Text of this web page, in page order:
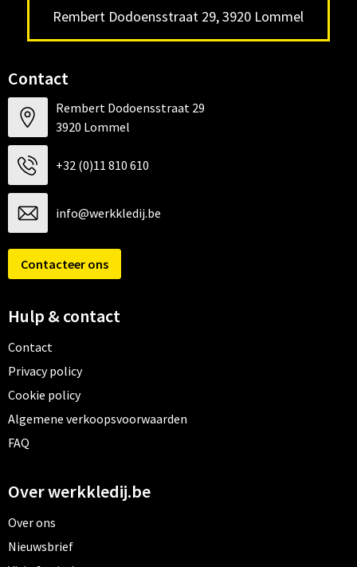
Rembert Dodoensstraat 29, 3920 Lommel
Contact
Rembert Dodoensstraat 29
3920 Lommel
+32 (0)11 810 610
info@werkkledij.be
Contacteer ons
Hulp & contact
Contact
Privacy policy
Cookie policy
Algemene verkoopsvoorwaarden
FAQ
Over werkkledij.be
Over ons
Nieuwsbrief